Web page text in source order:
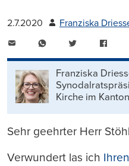
2.7.2020 Franziska
WhatsAppTwitter
Franziska
Kirche im
Sehr geehrter Herr
Verwundert las ich